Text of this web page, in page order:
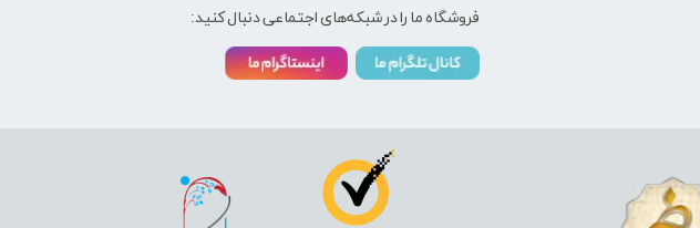
فروشگاه ما را در شبکه‌های اجتماعی دنبال کنید: